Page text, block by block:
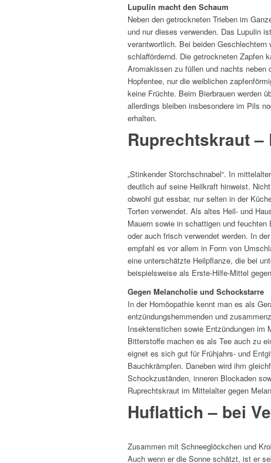
Lupulin macht den Schaum
Neben den getrockneten Trieben im
und nur dieses verwenden. Das Lupulin
verantwortlich. Bei beiden
schlaffördernd. Die getrockneten Zapfen
Aromakissen zu füllen und nachts neben
Hopfentee, nur die weiblichen
keine Früchte. Beim Bierbrauen werden
allerdings bleiben insbesondere im Pils
erhalten.
Ruprechtskraut
„Stinkender Storchschnabel“. In
deutlich auf seine Heilkraft hinweist.
obwohl gut essbar, nur selten in der
Torten verwendet. Als altes Heil- und
Mauern sowie in schattigen und
oder auch frisch verwendet werden. In
empfahl es vor allem in Form von
eine unterschätzte Heilpflanze, die bei
beispielsweise als Erste-Hilfe-Mittel
Gegen Melancholie und Schockstarre
In der Homöopathie kennt man es als
entzündungshemmenden und
Insektenstichen sowie Entzündungen im
Bitterstoffe machen es als Tee auch zu
eignet es sich gut für Frühjahrs- und
Bauchkrämpfen. Daneben wird ihm
Schockzuständen, inneren Blockaden
Ruprechtskraut im Mittelalter gegen
Huflattich – bei
Zusammen mit Schneeglöckchen und
Auch wenn er die Sonne schätzt, ist er